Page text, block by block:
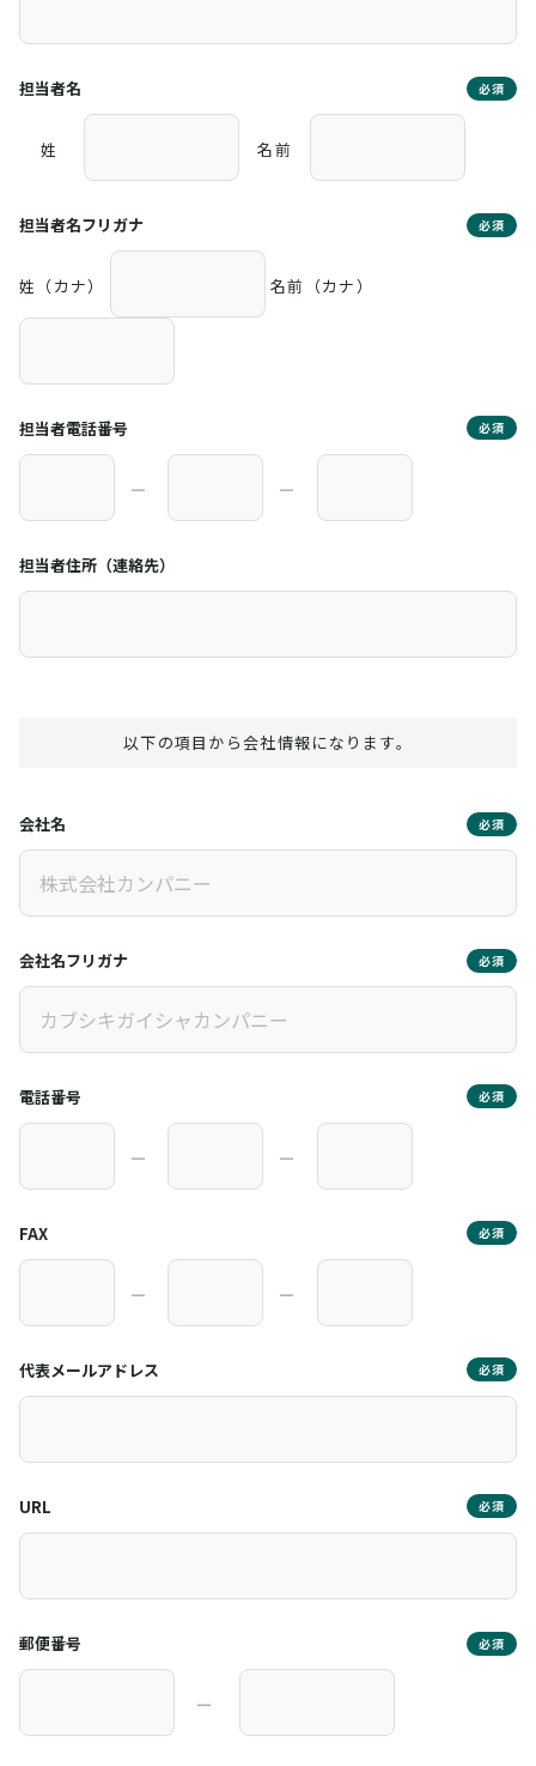
担当者名 必須
姓 名前
担当者名フリガナ 必須
姓（カナ） 名前（カナ）
担当者電話番号 必須
― ―
担当者住所（連絡先）
以下の項目から会社情報になります。
会社名 必須
会社名フリガナ 必須
電話番号 必須
― ―
FAX 必須
― ―
代表メールアドレス 必須
URL 必須
郵便番号 必須
―